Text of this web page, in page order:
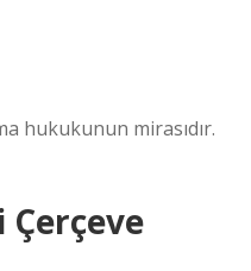
hukukunun mirasıdır.
Çerçeve